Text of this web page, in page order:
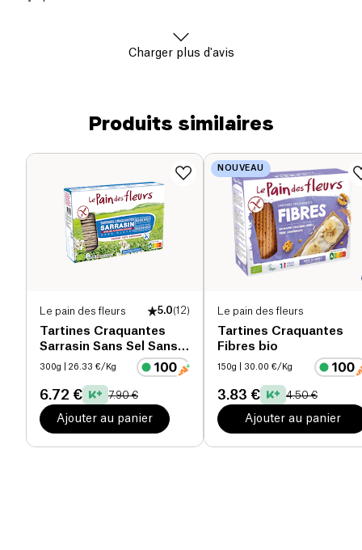
Charger plus d'avis
Produits similaires
Le pain des fleurs 5.0(12)
Tartines Craquantes
Sarrasin Sans Sel Sans
Sucre bio
300g | 26.33 €/Kg
6.72 € 7.90 €
Ajouter au panier
NOUVEAU
Le pain des fleurs
Tartines Craquantes
Fibres bio
150g | 30.00 €/Kg
3.83 € 4.50 €
Ajouter au panier